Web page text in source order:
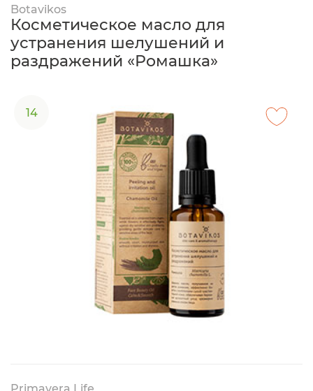
Botavikos
Косметическое масло для
устранения шелушений и
раздражений «Ромашка»
14